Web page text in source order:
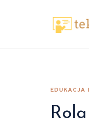
EDUKACJA